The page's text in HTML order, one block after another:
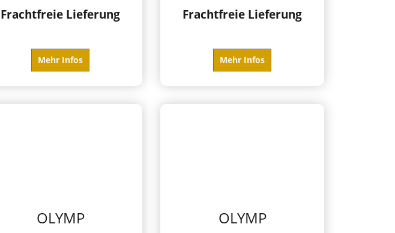
Frachtfreie Lieferung
Mehr Infos
Frachtfreie Lieferung
Mehr Infos
OLYMP OLYMP